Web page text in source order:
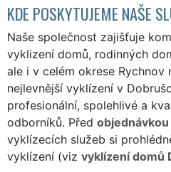
KDE POSKYTUJEME NAŠE
Naše společnost zajišťuje
vyklizení domů, rodinných
ale i v celém okrese Rychnov
nejlevnější vyklízení v
profesionální, spolehlivé a
odborníků. Před objednávkou
vyklízecích služeb si
vyklízení (viz vyklízení domů